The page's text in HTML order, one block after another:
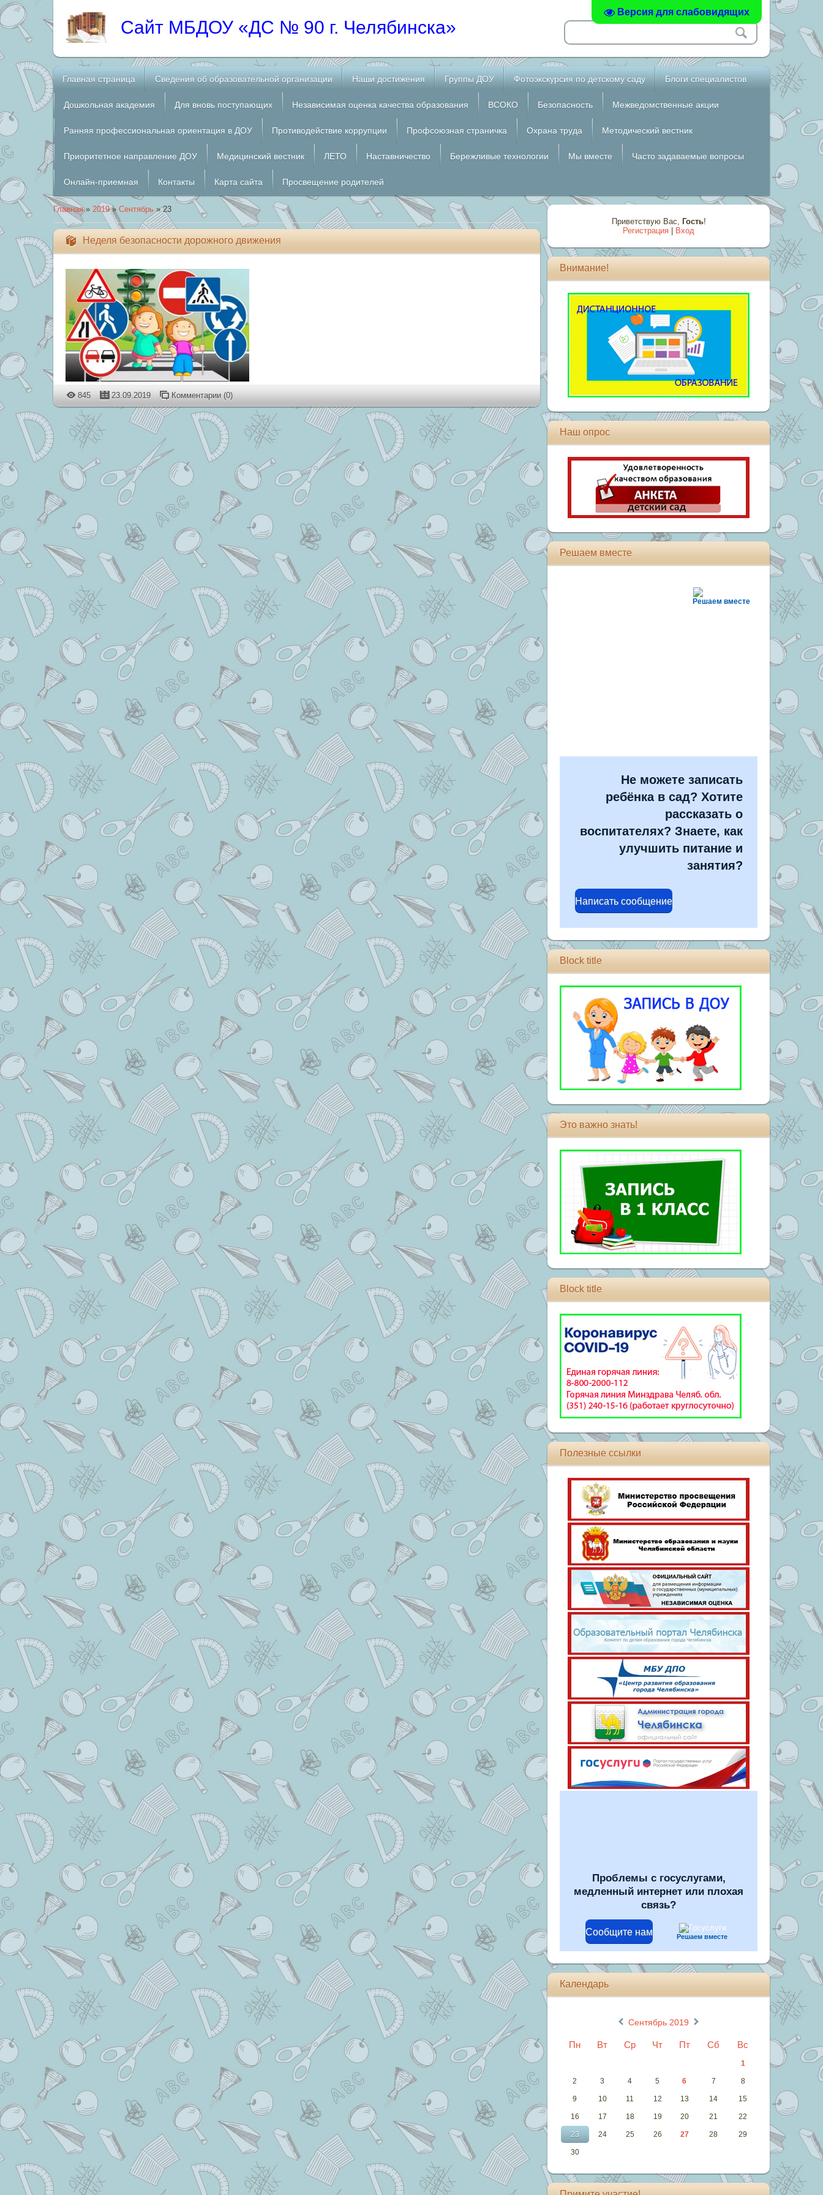
Версия для слабовидящих
Сайт МБДОУ «ДC № 90 г. Челябинска»
Главная страница Сведения об образовательной организации Наши достижения Группы ДОУ Фотоэкскурсия по детскому саду Блоги специалистов
Дошкольная академия Для вновь поступающих Независимая оценка качества образования ВСОКО Безопасность Межведомственные акции
Ранняя профессиональная ориентация в ДОУ Противодействие коррупции Профсоюзная страничка Охрана труда Методический вестник
Приоритетное направление ДОУ Медицинский вестник ЛЕТО Наставничество Бережливые технологии Мы вместе Часто задаваемые вопросы
Онлайн-приемная Контакты Карта сайта Просвещение родителей
Главная» 2019 » Сентябрь » 23
Неделя безопасности дорожного движения
845 23.09.2019 Комментарии (0)
Приветствую Вас, Гость!
Регистрация
Вход
Внимание!
Наш опрос
Решаем вместе
Решаем вместе
Не можете записать
ребёнка в сад? Хотите
рассказать о
воспитателях? Знаете, как
улучшить питание и
занятия?
Написать сообщение
Block title
Это важно знать!
Block title
Полезные ссылки
Проблемы с госуслугами,
медленный интернет или плохая
связь?
Сообщите нам Решаем вместе
Календарь
«Сентябрь 2019
Пн Вт Ср Чт Пт Сб Вс
1
2 3 4 5 6 7 8
9 10 11 12 13 14 15
16 17 18 19 20 21 22
23 24 25 26 27 28 29
30